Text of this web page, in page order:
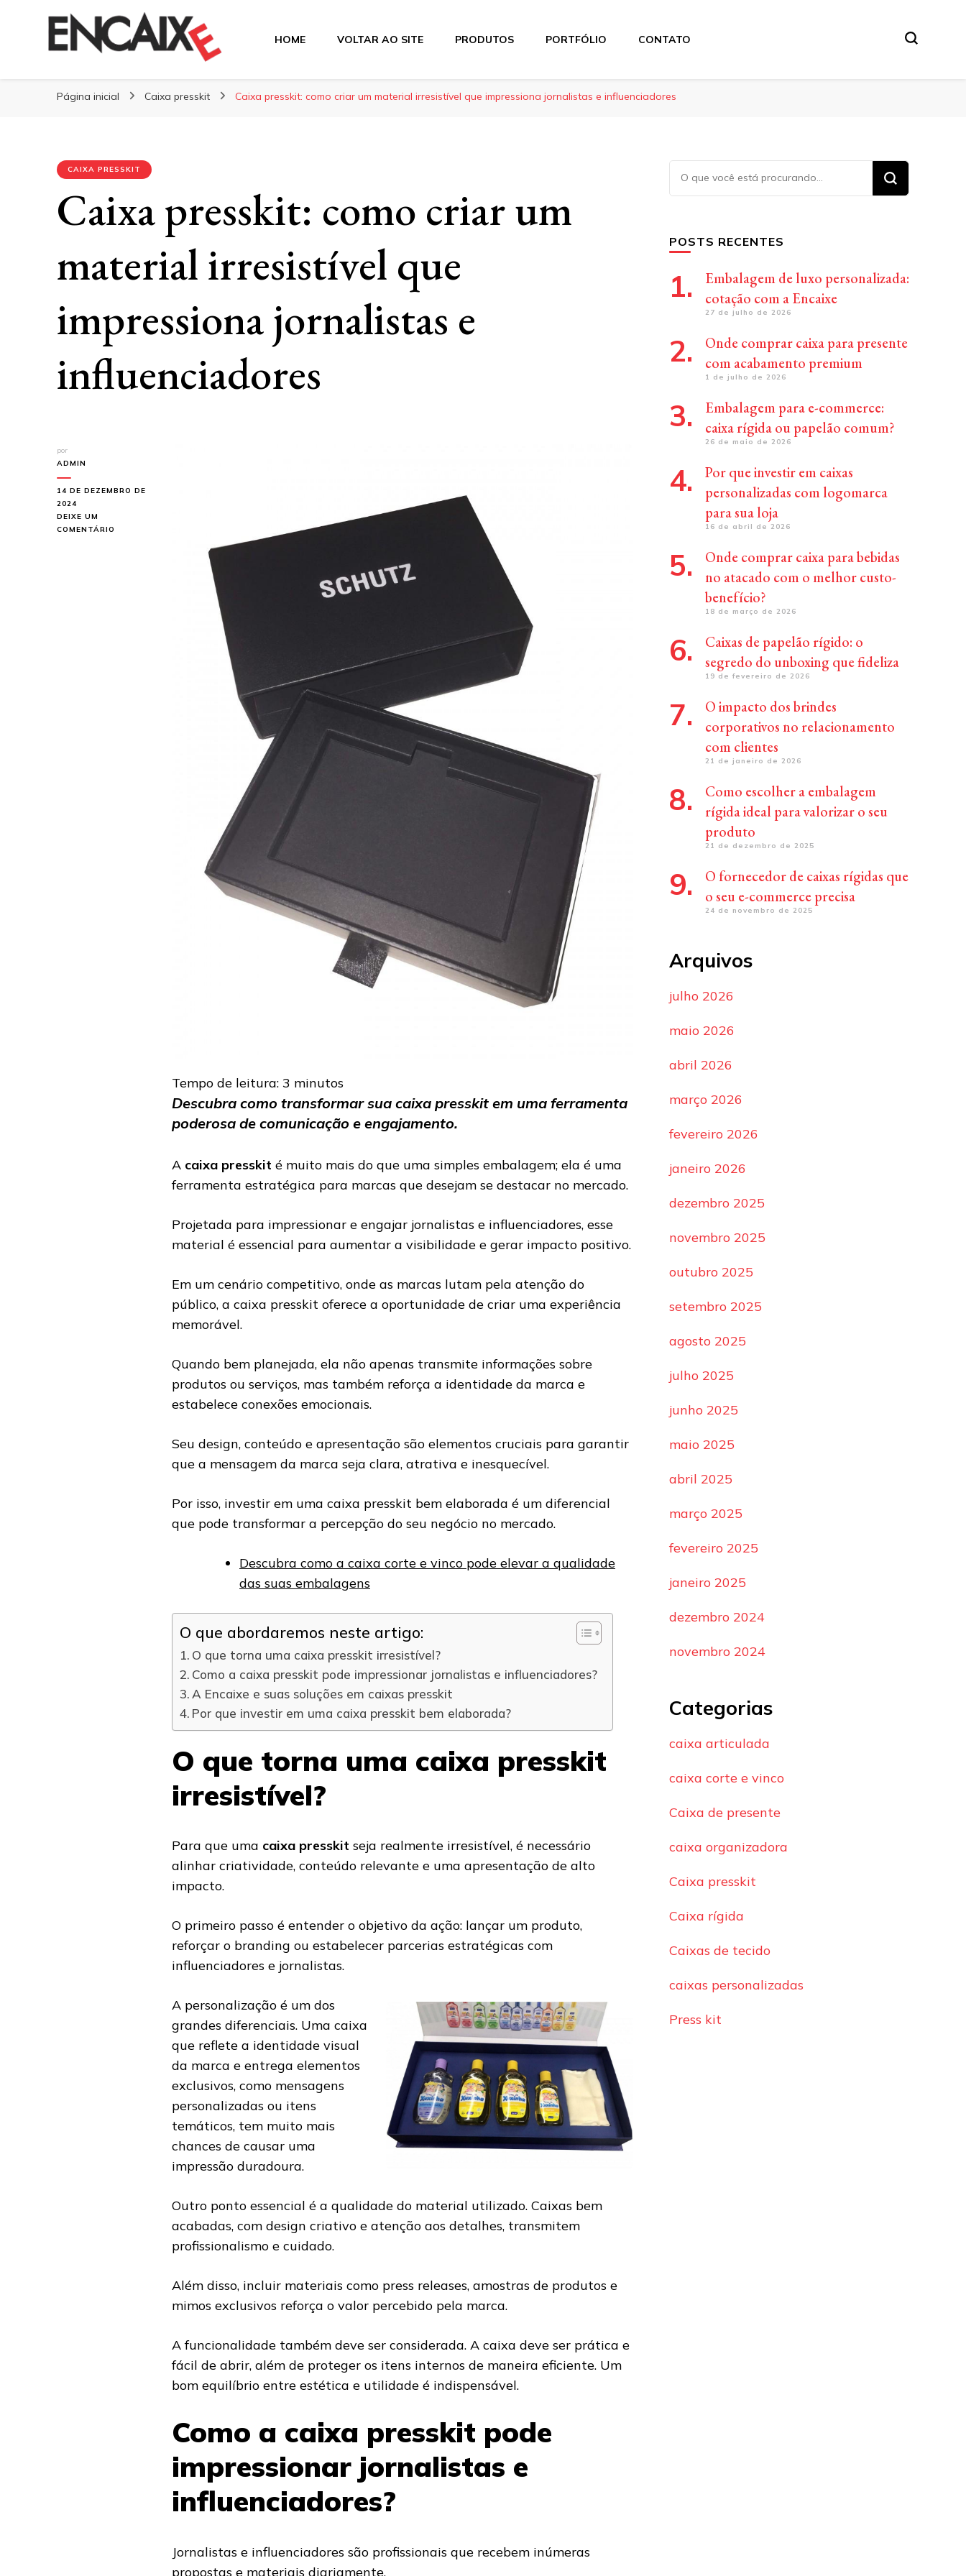
Blog Encaixe
HOME VOLTAR AO SITE PRODUTOS PORTFÓLIO CONTATO
Página inicial Caixa presskit Caixa presskit: como criar um material irresistível que impressiona jornalistas e influenciadores
CAIXA PRESSKIT
Caixa presskit: como criar um
material irresistível que
impressiona jornalistas e
influenciadores
por
ADMIN
14 DE DEZEMBRO DE
2024
DEIXE UM
COMENTÁRIO
Tempo de leitura: 3 minutos
Descubra como transformar sua caixa presskit em uma ferramenta
poderosa de comunicação e engajamento.
A caixa presskit é muito mais do que uma simples embalagem; ela é uma
ferramenta estratégica para marcas que desejam se destacar no mercado.
Projetada para impressionar e engajar jornalistas e influenciadores, esse
material é essencial para aumentar a visibilidade e gerar impacto positivo.
Em um cenário competitivo, onde as marcas lutam pela atenção do
público, a caixa presskit oferece a oportunidade de criar uma experiência
memorável.
Quando bem planejada, ela não apenas transmite informações sobre
produtos ou serviços, mas também reforça a identidade da marca e
estabelece conexões emocionais.
Seu design, conteúdo e apresentação são elementos cruciais para garantir
que a mensagem da marca seja clara, atrativa e inesquecível.
Por isso, investir em uma caixa presskit bem elaborada é um diferencial
que pode transformar a percepção do seu negócio no mercado.
Descubra como a caixa corte e vinco pode elevar a qualidade
das suas embalagens
O que abordaremos neste artigo:
O que torna uma caixa presskit irresistível?
Como a caixa presskit pode impressionar jornalistas e influenciadores?
A Encaixe e suas soluções em caixas presskit
Por que investir em uma caixa presskit bem elaborada?
O que torna uma caixa presskit
irresistível?
Para que uma caixa presskit seja realmente irresistível, é necessário
alinhar criatividade, conteúdo relevante e uma apresentação de alto
impacto.
O primeiro passo é entender o objetivo da ação: lançar um produto,
reforçar o branding ou estabelecer parcerias estratégicas com
influenciadores e jornalistas.
A personalização é um dos
grandes diferenciais. Uma caixa
que reflete a identidade visual
da marca e entrega elementos
exclusivos, como mensagens
personalizadas ou itens
temáticos, tem muito mais
chances de causar uma
impressão duradoura.
Outro ponto essencial é a qualidade do material utilizado. Caixas bem
acabadas, com design criativo e atenção aos detalhes, transmitem
profissionalismo e cuidado.
Além disso, incluir materiais como press releases, amostras de produtos e
mimos exclusivos reforça o valor percebido pela marca.
A funcionalidade também deve ser considerada. A caixa deve ser prática e
fácil de abrir, além de proteger os itens internos de maneira eficiente. Um
bom equilíbrio entre estética e utilidade é indispensável.
Como a caixa presskit pode
impressionar jornalistas e
influenciadores?
Jornalistas e influenciadores são profissionais que recebem inúmeras
propostas e materiais diariamente.
POSTS RECENTES
Embalagem de luxo personalizada:
cotação com a Encaixe
27 de julho de 2026
Onde comprar caixa para presente
com acabamento premium
1 de julho de 2026
Embalagem para e-commerce:
caixa rígida ou papelão comum?
26 de maio de 2026
Por que investir em caixas
personalizadas com logomarca
para sua loja
16 de abril de 2026
Onde comprar caixa para bebidas
no atacado com o melhor custo-
benefício?
18 de março de 2026
Caixas de papelão rígido: o
segredo do unboxing que fideliza
19 de fevereiro de 2026
O impacto dos brindes
corporativos no relacionamento
com clientes
21 de janeiro de 2026
Como escolher a embalagem
rígida ideal para valorizar o seu
produto
21 de dezembro de 2025
O fornecedor de caixas rígidas que
o seu e-commerce precisa
24 de novembro de 2025
Arquivos
julho 2026
maio 2026
abril 2026
março 2026
fevereiro 2026
janeiro 2026
dezembro 2025
novembro 2025
outubro 2025
setembro 2025
agosto 2025
julho 2025
junho 2025
maio 2025
abril 2025
março 2025
fevereiro 2025
janeiro 2025
dezembro 2024
novembro 2024
Categorias
caixa articulada
caixa corte e vinco
Caixa de presente
caixa organizadora
Caixa presskit
Caixa rígida
Caixas de tecido
caixas personalizadas
Press kit